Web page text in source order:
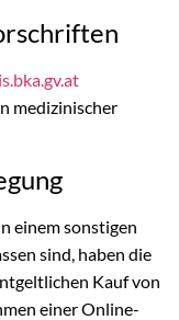
medizinischer
einem sonstigen
sind, haben die
Kauf von
einer Online-